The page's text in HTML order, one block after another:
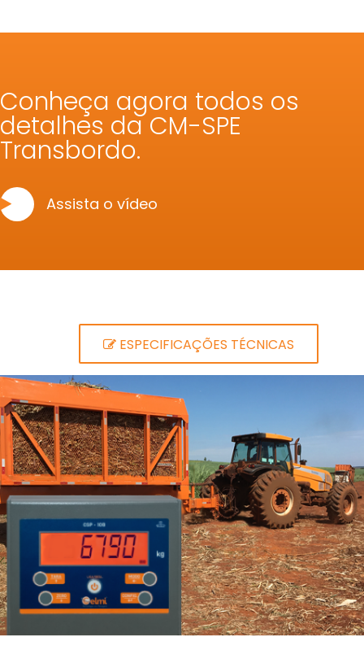
Conheça agora todos os
detalhes da CM-SPE
Transbordo.
Assista o vídeo
ESPECIFICAÇÕES TÉCNICAS